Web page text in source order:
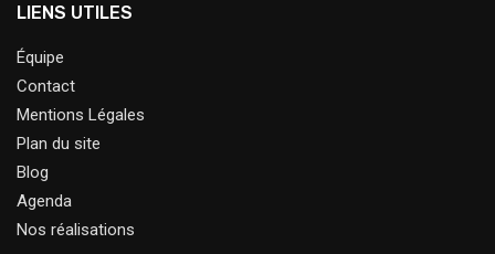
LIENS UTILES
Équipe
Contact
Mentions Légales
Plan du site
Blog
Agenda
Nos réalisations